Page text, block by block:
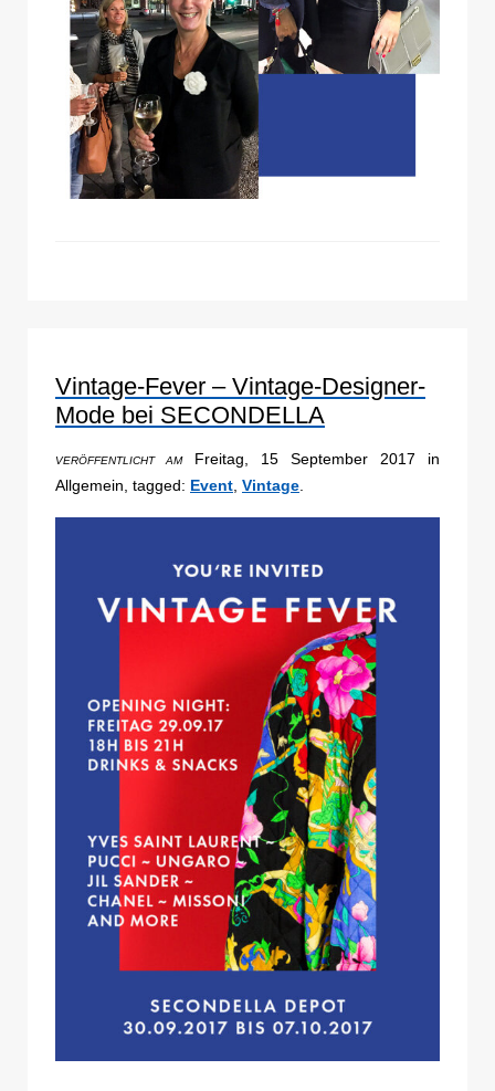
Vintage-Fever – Vintage-Designer-
Mode bei SECONDELLA
VERÖFFENTLICHT AMFreitag, 15 September 2017 in
Allgemein, tagged: Event Vintage